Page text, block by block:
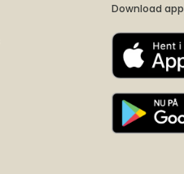
Download app